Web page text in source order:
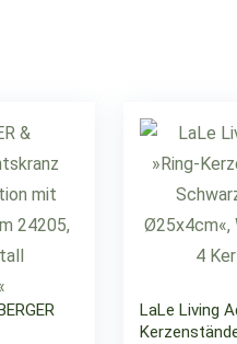
LaLe Living